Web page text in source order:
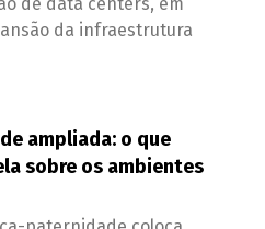
da infraestrutura
ampliada: o que
sobre os ambientes